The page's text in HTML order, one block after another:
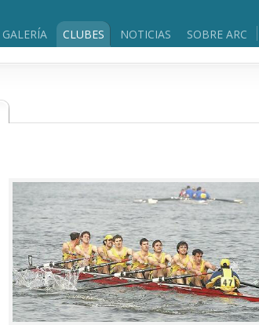
GALERÍA CLUBES NOTICIAS SOBRE ARC